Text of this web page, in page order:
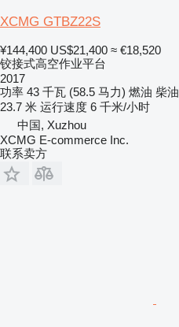
XCMG GTBZ22S
¥144,400 US$21,400 ≈ €18,520
铰接式高空作业平台
2017
功率 43 千瓦 (58.5 马力) 燃油 柴油
23.7 米 运行速度 6 千米/小时
中国, Xuzhou
XCMG E-commerce Inc.
联系卖方